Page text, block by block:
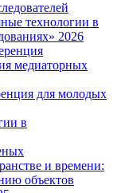
технологии в
2026
медиаторных
для молодых
в
и времени:
объектов